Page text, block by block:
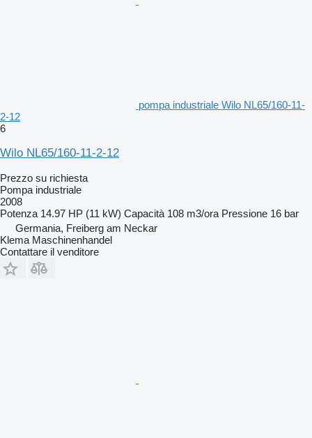
pompa industriale Wilo NL65/160-11-
2-12
6
Wilo NL65/160-11-2-12
Prezzo su richiesta
Pompa industriale
2008
Potenza 14.97 HP (11 kW) Capacità 108 m3/ora Pressione 16 bar
Germania, Freiberg am Neckar
Klema Maschinenhandel
Contattare il venditore